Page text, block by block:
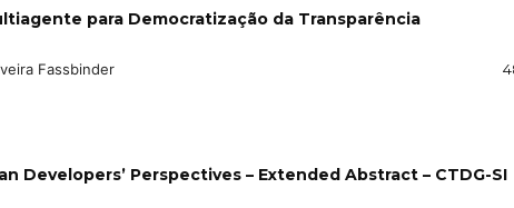
para Democratização da Transparência
Fassbinder
Developers’ Perspectives – Extended Abstract – CTDG-SI